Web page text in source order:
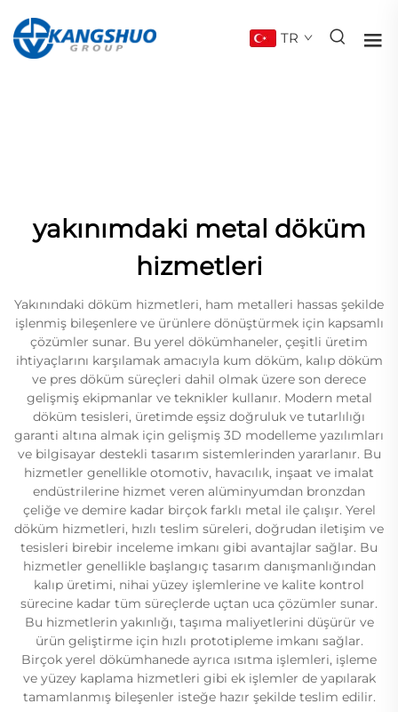
TR
yakınımdaki metal döküm
hizmetleri
Yakınındaki döküm hizmetleri, ham metalleri hassas şekilde
işlenmiş bileşenlere ve ürünlere dönüştürmek için kapsamlı
çözümler sunar. Bu yerel dökümhaneler, çeşitli üretim
ihtiyaçlarını karşılamak amacıyla kum döküm, kalıp döküm
ve pres döküm süreçleri dahil olmak üzere son derece
gelişmiş ekipmanlar ve teknikler kullanır. Modern metal
döküm tesisleri, üretimde eşsiz doğruluk ve tutarlılığı
garanti altına almak için gelişmiş 3D modelleme yazılımları
ve bilgisayar destekli tasarım sistemlerinden yararlanır. Bu
hizmetler genellikle otomotiv, havacılık, inşaat ve imalat
endüstrilerine hizmet veren alüminyumdan bronzdan
çeliğe ve demire kadar birçok farklı metal ile çalışır. Yerel
döküm hizmetleri, hızlı teslim süreleri, doğrudan iletişim ve
tesisleri birebir inceleme imkanı gibi avantajlar sağlar. Bu
hizmetler genellikle başlangıç tasarım danışmanlığından
kalıp üretimi, nihai yüzey işlemlerine ve kalite kontrol
sürecine kadar tüm süreçlerde uçtan uca çözümler sunar.
Bu hizmetlerin yakınlığı, taşıma maliyetlerini düşürür ve
ürün geliştirme için hızlı prototipleme imkanı sağlar.
Birçok yerel dökümhanede ayrıca ısıtma işlemleri, işleme
ve yüzey kaplama hizmetleri gibi ek işlemler de yapılarak
tamamlanmış bileşenler isteğe hazır şekilde teslim edilir.